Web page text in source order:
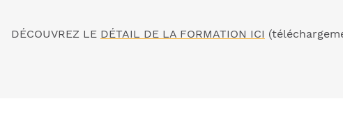
DÉCOUVREZ LE DÉTAIL DE LA FORMATION ICI